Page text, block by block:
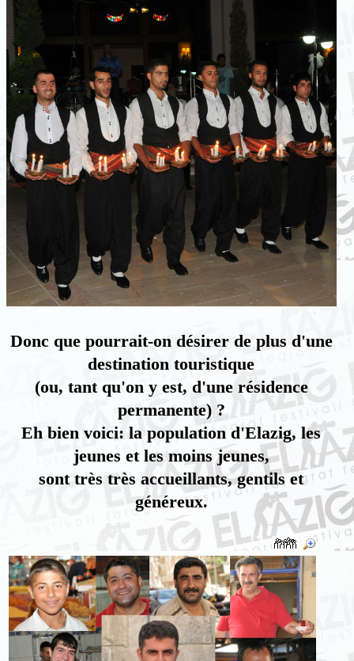
Donc que pourrait-on désirer de plus d'une
destination touristique
(ou, tant qu'on y est, d'une résidence
permanente) ?
Eh bien voici: la population d'Elazig, les
jeunes et les moins jeunes,
sont très très accueillants, gentils et
généreux.